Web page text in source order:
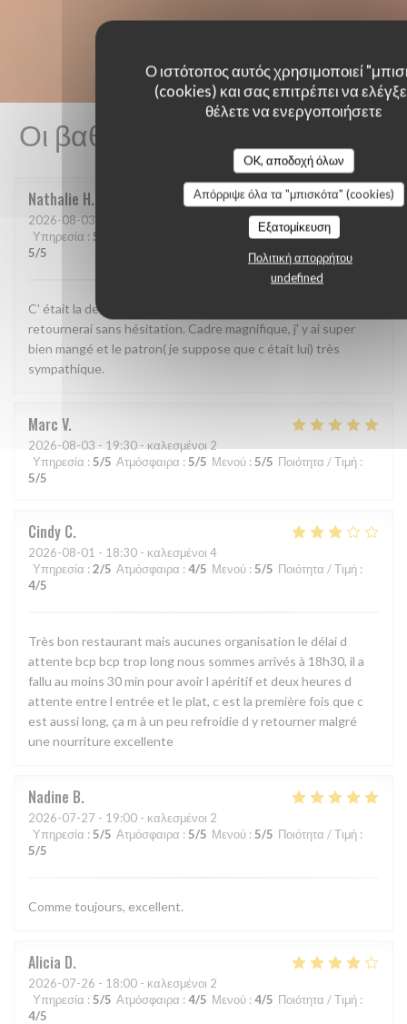
Ο ιστότοπος αυτός χρησιμοποιεί
(cookies) και σας επιτρέπει να
θέλετε να ενεργοποιήσετε
OK, αποδοχή όλων
Απόρριψε όλα τα "μπισκότα" (cookies)
Εξατομίκευση
Πολιτική απορρήτου
undefined
Οι βαθμολογίες πελατών μας
Nathalie H
2026-08-03
Υπηρεσία : 5 :5/5 Ποιότητα / Τιμή
5/5
C' était la deuxième fois que nous y allions manger et j' y
retournerai sans hésitation. Cadre magnifique, j' y ai super
bien mangé et le patron( je suppose que c était lui) très
sympathique.
Marc V
2026-08-03 - 19:30 - καλεσμένοι 2
Υπηρεσία : 5/5 Ατμόσφαιρα : 5/5 Μενού : 5/5 Ποιότητα / Τιμή :
5/5
Cindy C
2026-08-01 - 18:30 - καλεσμένοι 4
Υπηρεσία : 2/5 Ατμόσφαιρα : 4/5 Μενού : 5/5 Ποιότητα / Τιμή :
4/5
Très bon restaurant mais aucunes organisation le délai d
attente bcp bcp trop long nous sommes arrivés à 18h30, il a
fallu au moins 30 min pour avoir l apéritif et deux heures d
attente entre l entrée et le plat, c est la première fois que c
est aussi long, ça m à un peu refroidie d y retourner malgré
une nourriture excellente
Nadine B
2026-07-27 - 19:00 - καλεσμένοι 2
Υπηρεσία : 5/5 Ατμόσφαιρα : 5/5 Μενού : 5/5 Ποιότητα / Τιμή :
5/5
Comme toujours, excellent.
Alicia D
2026-07-26 - 18:00 - καλεσμένοι 2
Υπηρεσία : 5/5 Ατμόσφαιρα : 4/5 Μενού : 4/5 Ποιότητα / Τιμή :
4/5